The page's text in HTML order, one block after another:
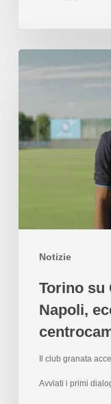
Notizie
Torino su
Napoli,
Il club granata
Avviati i primi